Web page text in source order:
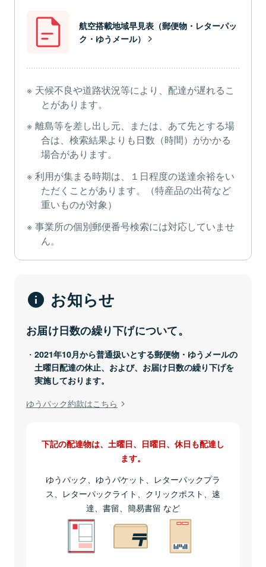
航空搭載地域早見表（郵便物・レターパッ
ク・ゆうメール）
天候不良や道路状況等により、配達が遅れるこ
とがあります。
離島等を差し出し元、または、あて先とする場
合は、検索結果よりも日数（時間）がかかる
場合があります。
利用が集まる時期は、１日程度の送達余裕をい
ただくことがあります。（特産品の出荷など
重いものが対象）
事業所の個別郵便番号検索には対応していませ
ん。
お知らせ
お届け日数の繰り下げについて。
2021年10月から普通扱いとする郵便物・ゆうメールの
土曜日配達の休止、および、お届け日数の繰り下げを
実施しております。
ゆうパック約款はこちら
下記の配達物は、土曜日、日曜日、休日も配達し
ます。
ゆうパック、ゆうパケット、レターパックプラ
ス、レターパックライト、クリックポスト、速
達、書留、簡易書留 など